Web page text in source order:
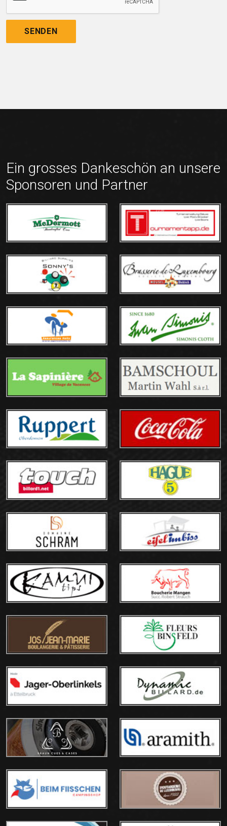
SENDEN
Ein grosses Dankeschön an unsere
Sponsoren und Partner